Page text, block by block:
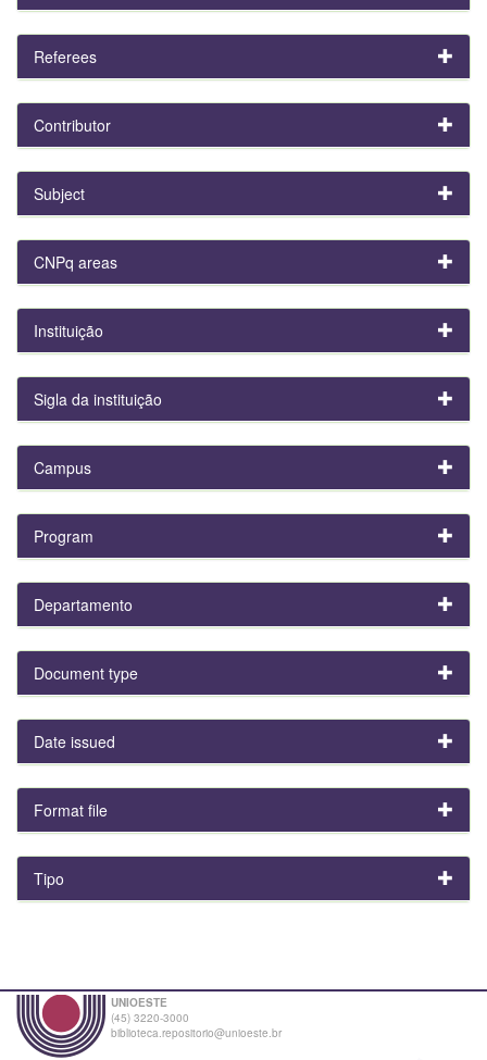
Referees
Contributor
Subject
CNPq areas
Instituição
Sigla da instituição
Campus
Program
Departamento
Document type
Date issued
Format file
Tipo
UNIOESTE
(45) 3220-3000
biblioteca.repositorio@unioeste.br